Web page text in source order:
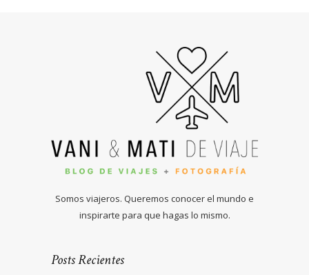
Somos viajeros. Queremos conocer el mundo e
inspirarte para que hagas lo mismo.
Posts Recientes